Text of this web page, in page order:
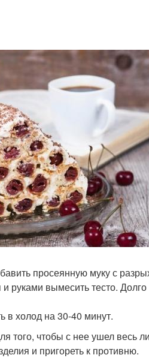
просеянную муку с
вымесить тесто. Долго
в холод на 30-40 минут.
того, чтобы с нее ушел весь
и пригореть к противню.